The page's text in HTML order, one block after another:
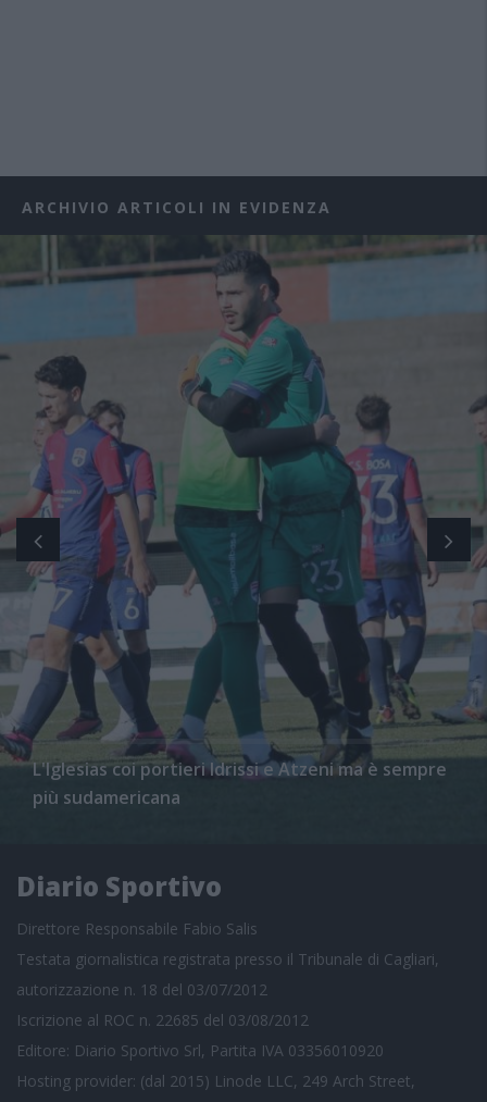
ARCHIVIO ARTICOLI IN EVIDENZA
L'Iglesias coi portieri Idrissi e Atzeni ma è sempre
più sudamericana
Diario Sportivo
Direttore Responsabile Fabio Salis
Testata giornalistica registrata presso il Tribunale di Cagliari,
autorizzazione n. 18 del 03/07/2012
Iscrizione al ROC n. 22685 del 03/08/2012
Editore: Diario Sportivo Srl, Partita IVA 03356010920
Hosting provider: (dal 2015) Linode LLC, 249 Arch Street,